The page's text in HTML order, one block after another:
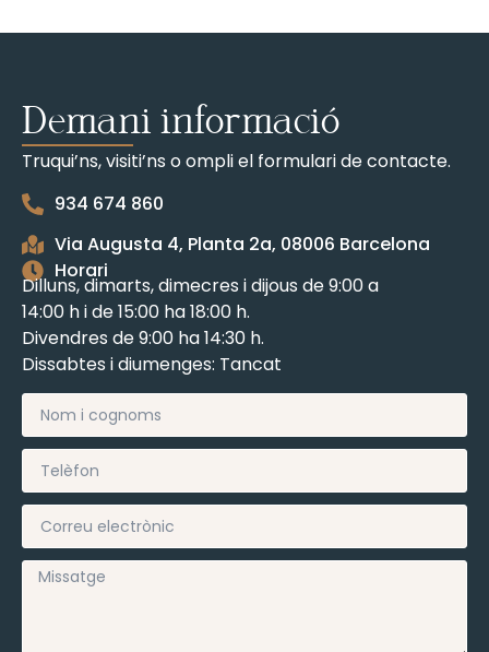
Demani informació
Truqui’ns, visiti’ns o ompli el formulari de contacte.
934 674 860
Via Augusta 4, Planta 2a, 08006 Barcelona
Horari
Dilluns, dimarts, dimecres i dijous de 9:00 a
14:00 h i de 15:00 ha 18:00 h.
Divendres de 9:00 ha 14:30 h.
Dissabtes i diumenges: Tancat